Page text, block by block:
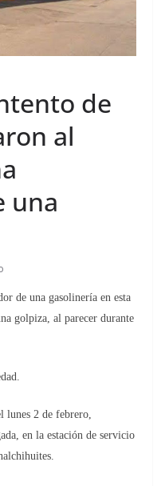
de
al
una
de una gasolinería en esta
golpiza, al parecer durante
lunes 2 de febrero,
en la estación de servicio